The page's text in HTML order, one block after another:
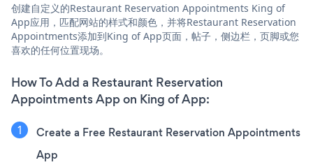
创建自定义的Restaurant Reservation Appointments King of
App应用，匹配网站的样式和颜色，并将Restaurant Reservation
Appointments添加到King of App页面，帖子，侧边栏，页脚或您
喜欢的任何位置现场。
How To Add a Restaurant Reservation
Appointments App on King of App:
Create a Free Restaurant Reservation Appointments
App